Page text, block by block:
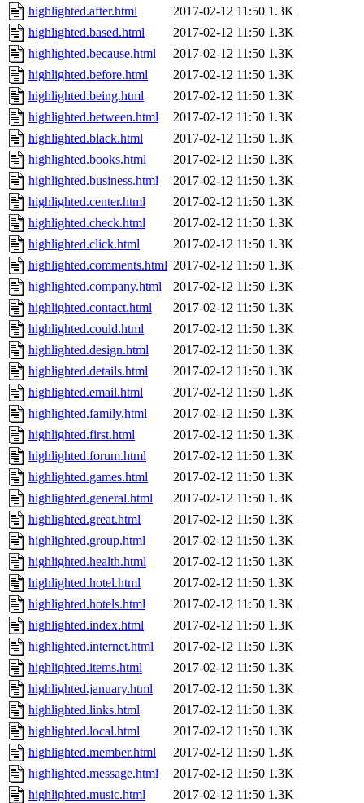
highlighted.after.html
2017-02-12 11:50 1.3K
highlighted.based.html
2017-02-12 11:50 1.3K
highlighted.because.html
2017-02-12 11:50 1.3K
highlighted.before.html
2017-02-12 11:50 1.3K
highlighted.being.html
2017-02-12 11:50 1.3K
highlighted.between.html
2017-02-12 11:50 1.3K
highlighted.black.html
2017-02-12 11:50 1.3K
highlighted.books.html
2017-02-12 11:50 1.3K
highlighted.business.html
2017-02-12 11:50 1.3K
highlighted.center.html
2017-02-12 11:50 1.3K
highlighted.check.html
2017-02-12 11:50 1.3K
highlighted.click.html
2017-02-12 11:50 1.3K
highlighted.comments.html 2017-02-12 11:50 1.3K
highlighted.company.html
2017-02-12 11:50 1.3K
highlighted.contact.html
2017-02-12 11:50 1.3K
highlighted.could.html
2017-02-12 11:50 1.3K
highlighted.design.html
2017-02-12 11:50 1.3K
highlighted.details.html
2017-02-12 11:50 1.3K
highlighted.email.html
2017-02-12 11:50 1.3K
highlighted.family.html
2017-02-12 11:50 1.3K
highlighted.first.html
2017-02-12 11:50 1.3K
highlighted.forum.html
2017-02-12 11:50 1.3K
highlighted.games.html
2017-02-12 11:50 1.3K
highlighted.general.html
2017-02-12 11:50 1.3K
highlighted.great.html
2017-02-12 11:50 1.3K
highlighted.group.html
2017-02-12 11:50 1.3K
highlighted.health.html
2017-02-12 11:50 1.3K
highlighted.hotel.html
2017-02-12 11:50 1.3K
highlighted.hotels.html
2017-02-12 11:50 1.3K
highlighted.index.html
2017-02-12 11:50 1.3K
highlighted.internet.html
2017-02-12 11:50 1.3K
highlighted.items.html
2017-02-12 11:50 1.3K
highlighted.january.html
2017-02-12 11:50 1.3K
highlighted.links.html
2017-02-12 11:50 1.3K
highlighted.local.html
2017-02-12 11:50 1.3K
highlighted.member.html
2017-02-12 11:50 1.3K
highlighted.message.html
2017-02-12 11:50 1.3K
highlighted.music.html
2017-02-12 11:50 1.3K